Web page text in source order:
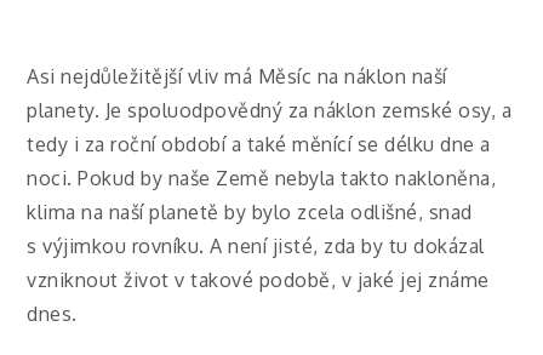
Asi nejdůležitější vliv má Měsíc na náklon naší
planety. Je spoluodpovědný za náklon zemské osy, a
tedy i za roční období a také měnící se délku dne a
noci. Pokud by naše Země nebyla takto nakloněna,
klima na naší planetě by bylo zcela odlišné, snad
s výjimkou rovníku. A není jisté, zda by tu dokázal
vzniknout život v takové podobě, v jaké jej známe
dnes.